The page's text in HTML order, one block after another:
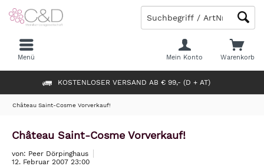
KOSTENLOSER VERSAND AB € 99,- (D + AT)
Warenkorb
Mein Konto
Menü
Château Saint-Cosme Vorverkauf!
Château Saint-Cosme Vorverkauf!
von: Peer Dörpinghaus
12. Februar 2007 23:00